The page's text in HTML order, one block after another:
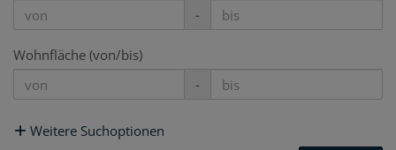
-
Wohnfläche (von/bis)
-
Weitere Suchoptionen